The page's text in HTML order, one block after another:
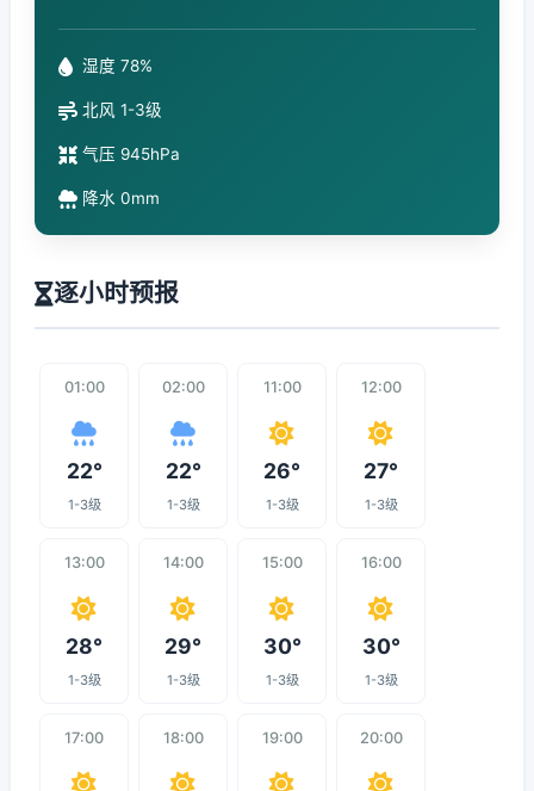
湿度 78%
北风 1-3级
气压 945hPa
降水 0mm
逐小时预报
01:00
22°
1-3级
02:00
22°
1-3级
11:00
26°
1-3级
12:00
27°
1-3级
13:00
28°
1-3级
14:00
29°
1-3级
15:00
30°
1-3级
16:00
30°
1-3级
17:00 18:00 19:00 20:00